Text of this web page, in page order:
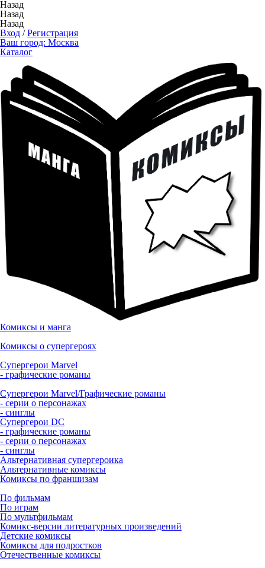
Назад
Назад
Назад
Вход /Регистрация
Ваш город: Москва
Каталог
Комиксы и манга
Комиксы о супергероях
Супергерои Marvel
- графические романы
Супергерои Marvel/Графические романы
- серии о персонажах
- синглы
Супергерои DC
- графические романы
- серии о персонажах
- синглы
Альтернативная супергероика
Альтернативные комиксы
Комиксы по франшизам
По фильмам
По играм
По мультфильмам
Комикс-версии литературных произведений
Детские комиксы
Комиксы для подростков
Отечественные комиксы